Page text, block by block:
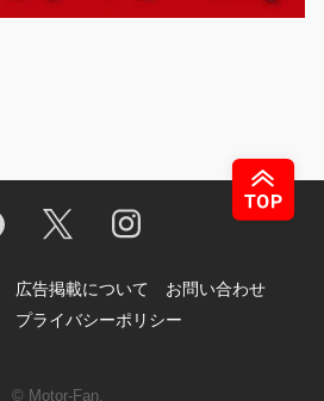
広告掲載について
お問い合わせ
プライバシーポリシー
© Motor-Fan.